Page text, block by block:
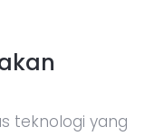
teknologi yang